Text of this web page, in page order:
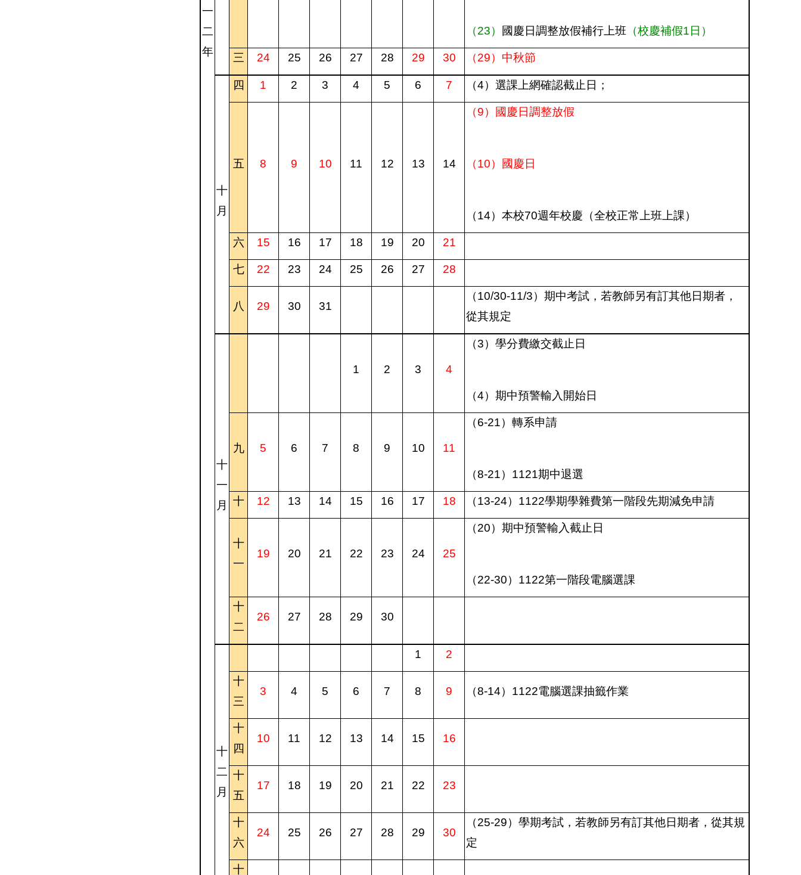
一
二
年
（23） 國慶日調整放假補行上班 （校慶補假1日）
三 24 25 26 27 28 29 30 （29）中秋節
十
月
四 1 2 3 4 5 6 7 （4）選課上網確認截止日；
五 8 9 10 11 12 13 14
（9）國慶日調整放假
（10）國慶日
（14）本校70週年校慶（全校正常上班上課）
六 15 16 17 18 19 20 21
七 22 23 24 25 26 27 28
八 29 30 31
（10/30-11/3）期中考試，若教師另有訂其他日期者，
從其規定
十
一
月
1 2 3 4
（3）學分費繳交截止日
（4）期中預警輸入開始日
九 5 6 7 8 9 10 11
（6-21）轉系申請
（8-21） 1121期中退選
十 12 13 14 15 16 17 18 （13-24） 1122學期學雜費第一階段先期減免申請
十
一
19 20 21 22 23 24 25
（20）期中預警輸入截止日
（22-30） 1122第一階段電腦選課
十
二
26 27 28 29 30
十
二
月
1 2
十
三
3 4 5 6 7 8 9 （8-14） 1122電腦選課抽籤作業
十
四
10 11 12 13 14 15 16
十
五
17 18 19 20 21 22 23
十
六
24 25 26 27 28 29 30
（25-29）學期考試，若教師另有訂其他日期者，從其規
定
十